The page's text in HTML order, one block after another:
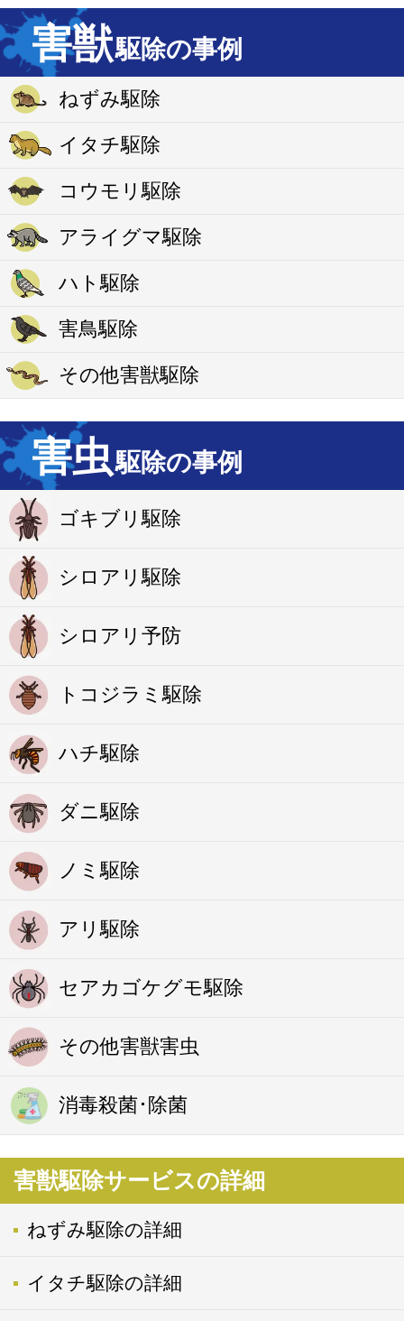
害獣駆除の事例
ねずみ駆除
イタチ駆除
コウモリ駆除
アライグマ駆除
ハト駆除
害鳥駆除
その他害獣駆除
害虫駆除の事例
ゴキブリ駆除
シロアリ駆除
シロアリ予防
トコジラミ駆除
ハチ駆除
ダニ駆除
ノミ駆除
アリ駆除
セアカゴケグモ駆除
その他害獣害虫
消毒殺菌･除菌
害獣駆除サービスの詳細
ねずみ駆除の詳細
イタチ駆除の詳細